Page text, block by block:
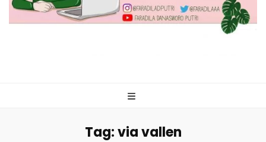
Tag:via vallen